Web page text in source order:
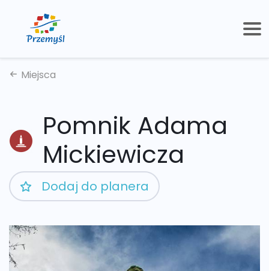
Miejsca
Pomnik Adama
Mickiewicza
Dodaj do planera